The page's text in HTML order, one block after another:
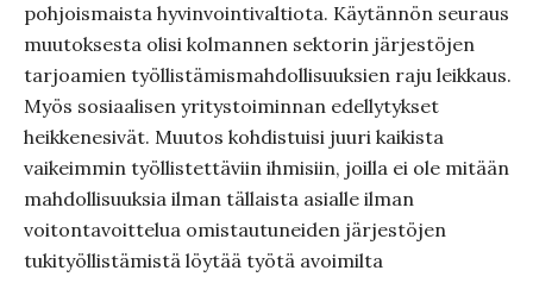
pohjoismaista hyvinvointivaltiota. Käytännön seuraus
muutoksesta olisi kolmannen sektorin järjestöjen
tarjoamien työllistämismahdollisuuksien raju leikkaus.
Myös sosiaalisen yritystoiminnan edellytykset
heikkenesivät. Muutos kohdistuisi juuri kaikista
vaikeimmin työllistettäviin ihmisiin, joilla ei ole mitään
mahdollisuuksia ilman tällaista asialle ilman
voitontavoittelua omistautuneiden järjestöjen
tukityöllistämistä löytää työtä avoimilta